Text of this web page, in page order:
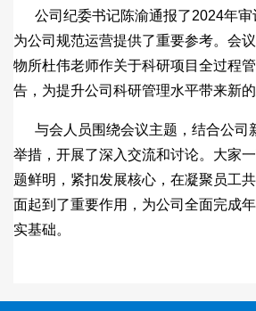
公司纪委书记陈渝通报了2024年审
为公司规范运营提供了重要参考。会
物所杜伟老师作关于科研项目全过程
告，为提升公司科研管理水平带来新的
与会人员围绕会议主题，结合公司
举措，开展了深入交流和讨论。大家
题鲜明，紧扣发展核心，在凝聚员工
面起到了重要作用，为公司全面完成
实基础。